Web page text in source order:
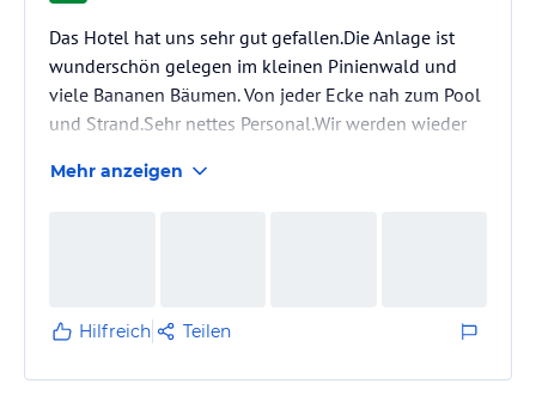
Das Hotel hat uns sehr gut gefallen.Die Anlage ist
wunderschön gelegen im kleinen Pinienwald und
viele Bananen Bäumen. Von jeder Ecke nah zum Pool
und Strand.Sehr nettes Personal.Wir werden wieder
weiterempfehlen.Liebe Grüße an Frau
Mehr anzeigen
Hilfreich Teilen